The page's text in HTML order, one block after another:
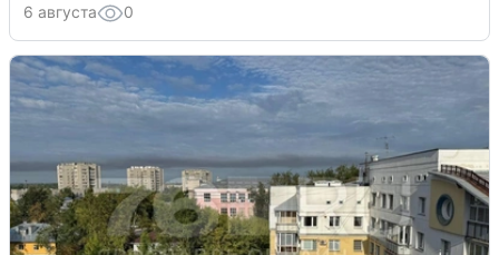
6 августа 0